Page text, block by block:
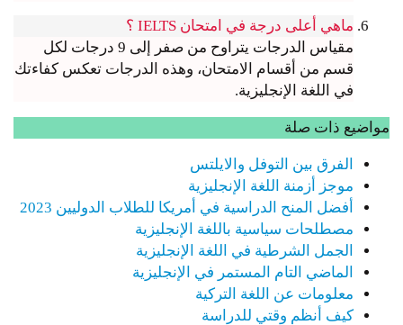
ماهي أعلى درجة في امتحان IELTS ؟
مقياس الدرجات يتراوح من صفر إلى 9 درجات لكل
قسم من أقسام الامتحان، وهذه الدرجات تعكس كفاءتك
في اللغة الإنجليزية.
مواضيع ذات صلة
الفرق بين التوفل والايلتس
موجز أزمنة اللغة الإنجليزية
أفضل المنح الدراسية في أمريكا للطلاب الدوليين 2023
مصطلحات سياسية باللغة الإنجليزية
الجمل الشرطية في اللغة الإنجليزية
الماضي التام المستمر في الإنجليزية
معلومات عن اللغة التركية
كيف أنظم وقتي للدراسة